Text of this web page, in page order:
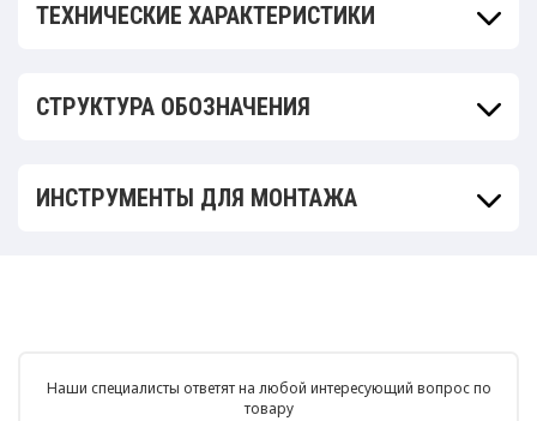
ТЕХНИЧЕСКИЕ ХАРАКТЕРИСТИКИ
СТРУКТУРА ОБОЗНАЧЕНИЯ
ИНСТРУМЕНТЫ ДЛЯ МОНТАЖА
Наши специалисты ответят на любой интересующий вопрос по
товару